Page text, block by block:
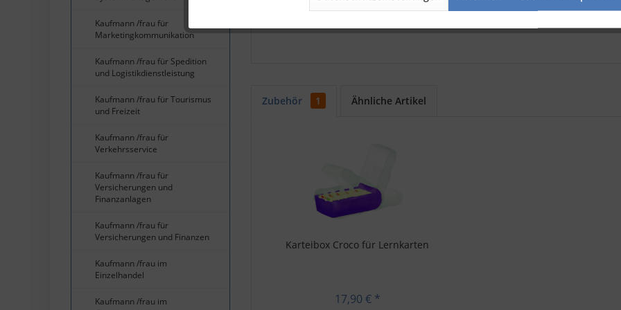
Kaufmann /frau für
Marketingkommunikation
Kaufmann /frau für Spedition
und Logistikdienstleistung
Kaufmann /frau für Tourismus
und Freizeit
Kaufmann /frau für
Verkehrsservice
Kaufmann /frau für
Versicherungen und
Finanzanlagen
Kaufmann /frau für
Versicherungen und Finanzen
Kaufmann /frau im
Einzelhandel
Kaufmann /frau im
• Kanal- und Rohrleitungsbau: Formeln
Zubehör 1 Ähnliche Artikel
Karteibox Croco für Lernkarten
17,90 € *